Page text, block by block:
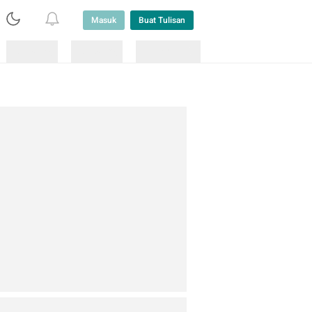
Masuk Buat Tulisan